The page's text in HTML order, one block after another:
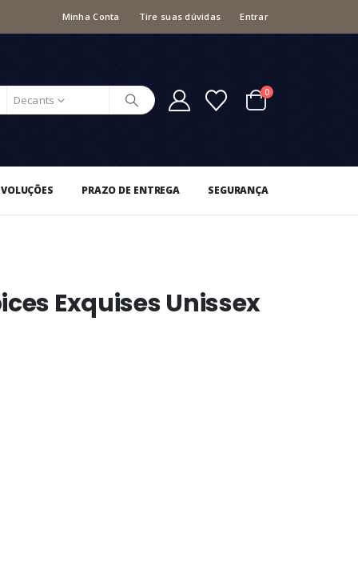
Minha Conta Tire suas dúvidas Entrar
Decants
0
PRAZO DE ENTREGA SEGURANÇA
Exquises Unissex